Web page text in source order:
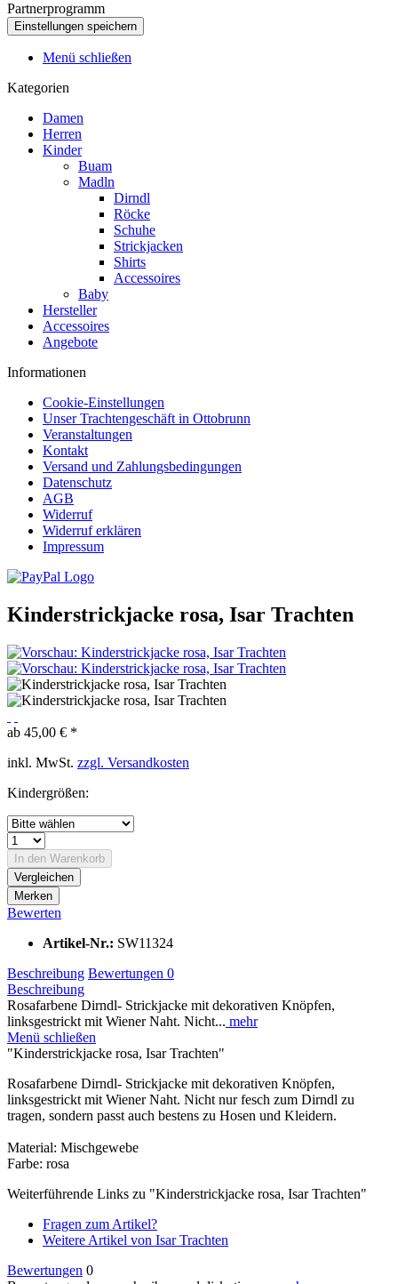
Partnerprogramm
Menü schließen
Kategorien
Damen
Herren
Kinder
Buam
Madln
Dirndl
Röcke
Schuhe
Strickjacken
Shirts
Accessoires
Baby
Hersteller
Accessoires
Angebote
Informationen
Cookie-Einstellungen
Unser Trachtengeschäft in Ottobrunn
Veranstaltungen
Kontakt
Versand und Zahlungsbedingungen
Datenschutz
AGB
Widerruf
Widerruf erklären
Impressum
Kinderstrickjacke rosa, Isar Trachten
ab 45,00 € *
inkl. MwSt. zzgl. Versandkosten
Kindergrößen:
In den Warenkorb
Vergleichen
Merken
Bewerten
Artikel-Nr.: SW11324
Beschreibung Bewertungen 0
Beschreibung
Rosafarbene Dirndl- Strickjacke mit dekorativen Knöpfen,
linksgestrickt mit Wiener Naht. Nicht... mehr
Menü schließen
"Kinderstrickjacke rosa, Isar Trachten"
Rosafarbene Dirndl- Strickjacke mit dekorativen Knöpfen,
linksgestrickt mit Wiener Naht. Nicht nur fesch zum Dirndl zu
tragen, sondern passt auch bestens zu Hosen und Kleidern.
Material: Mischgewebe
Farbe: rosa
Weiterführende Links zu "Kinderstrickjacke rosa, Isar Trachten"
Fragen zum Artikel?
Weitere Artikel von Isar Trachten
Bewertungen 0